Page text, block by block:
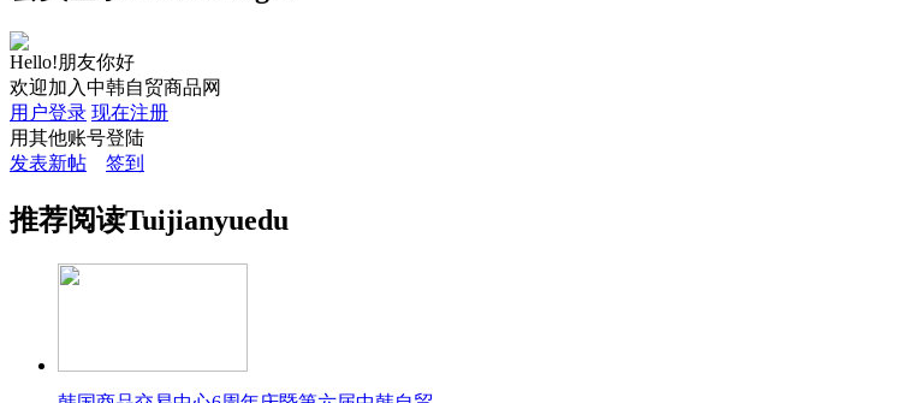
Hello!朋友你好
欢迎加入中韩自贸商品网
用户登录 现在注册
用其他账号登陆
发表新帖
签到
推荐阅读Tuijianyuedu